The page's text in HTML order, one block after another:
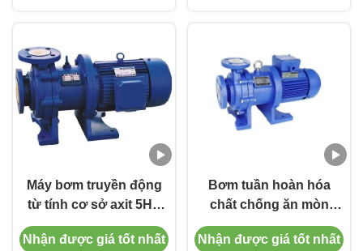
Máy bơm truyền động
từ tính cơ sở axit 5HP
PP Máy bơm nước 380V
415V
Nhận được giá tốt nhất
Bơm tuần hoàn hóa
chất chống ăn mòn
CQB-F Bơm chuyển axit
Nhận được giá tốt nhất